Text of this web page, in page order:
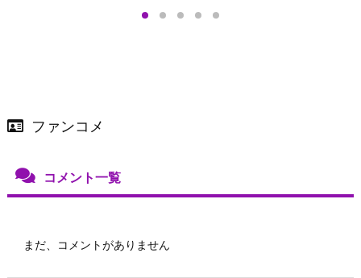
ファンコメ
コメント一覧
まだ、コメントがありません